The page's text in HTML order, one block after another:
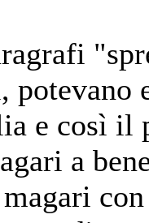
potevano
e così il
a